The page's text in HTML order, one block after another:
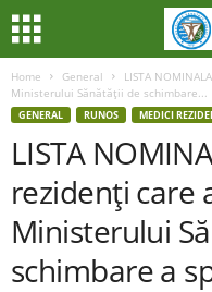
Home General
LISTA
Ministerului Sănătăţii de schimbare...
GENERAL RUNOS MEDICI
LISTA
rezidenţi care
Ministerului
schimbare a